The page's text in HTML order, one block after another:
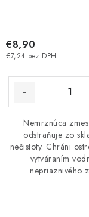
€7,24 bez DPH
€8,90
Nemrznúca
odstraňuje zo
nečistoty. Chráni
vytváraním
nepriaznivého